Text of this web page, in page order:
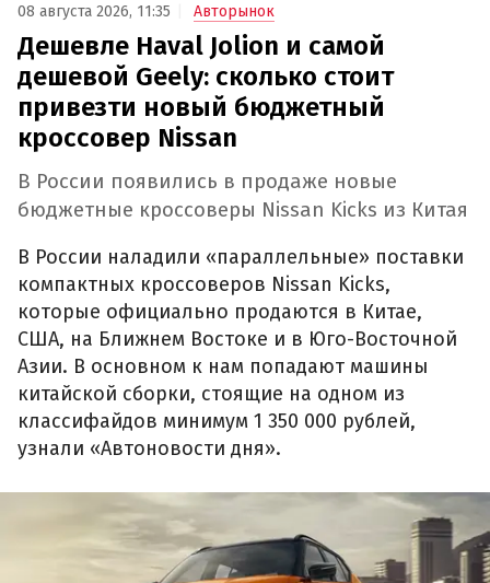
08 августа 2026, 11:35 Авторынок
Дешевле Haval Jolion и самой
дешевой Geely: сколько стоит
привезти новый бюджетный
кроссовер Nissan
В России появились в продаже новые
бюджетные кроссоверы Nissan Kicks из Китая
В России наладили «параллельные» поставки
компактных кроссоверов Nissan Kicks,
которые официально продаются в Китае,
США, на Ближнем Востоке и в Юго-Восточной
Азии. В основном к нам попадают машины
китайской сборки, стоящие на одном из
классифайдов минимум 1 350 000 рублей,
узнали «Автоновости дня».